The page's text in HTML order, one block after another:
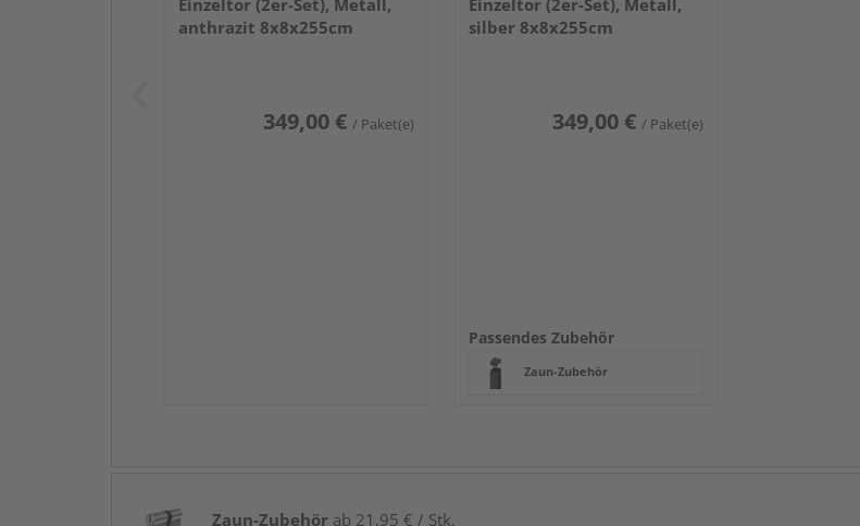
Einzeltor (2er-Set), Metall,
anthrazit 8x8x255cm
349,00 € / Paket(e)
Einzeltor (2er-Set), Metall,
silber 8x8x255cm
349,00 € / Paket(e)
Passendes Zubehör
Zaun-Zubehör
Zaun-Zubehör ab 21,95 € / Stk.